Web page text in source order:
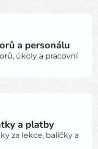
a personálu
úkoly a pracovní
a platby
za lekce, balíčky a